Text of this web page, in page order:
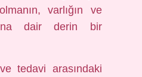
varlığın ve
dair derin bir
tedavi arasındaki